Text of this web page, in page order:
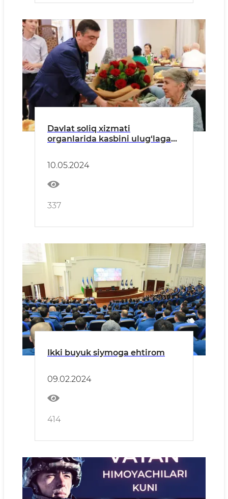
Davlat soliq xizmati
organlarida kasbini ulug‘lagan
10.05.2024
337
Ikki buyuk siymoga ehtirom
09.02.2024
414